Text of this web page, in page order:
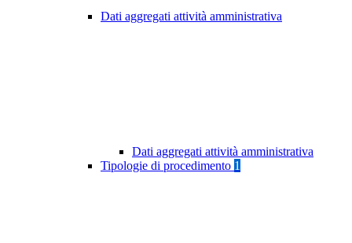
Dati aggregati attività amministrativa
Dati aggregati attività amministrativa
Tipologie di procedimento 1